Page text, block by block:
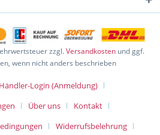
zzgl.Versandkosten und ggf.
wenn nicht anders beschrieben
Login (Anmeldung)
Über uns
Kontakt
Widerrufsbelehrung